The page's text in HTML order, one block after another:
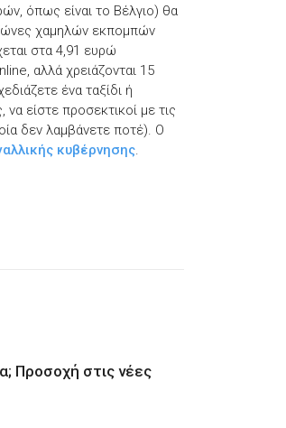
όπως είναι το Βέλγιο) θα
χαμηλών εκπομπών
στα 4,91 ευρώ
αλλά χρειάζονται 15
ένα ταξίδι ή
είστε προσεκτικοί με τις
δεν λαμβάνετε ποτέ). Ο
κυβέρνησης.
Προσοχή στις νέες